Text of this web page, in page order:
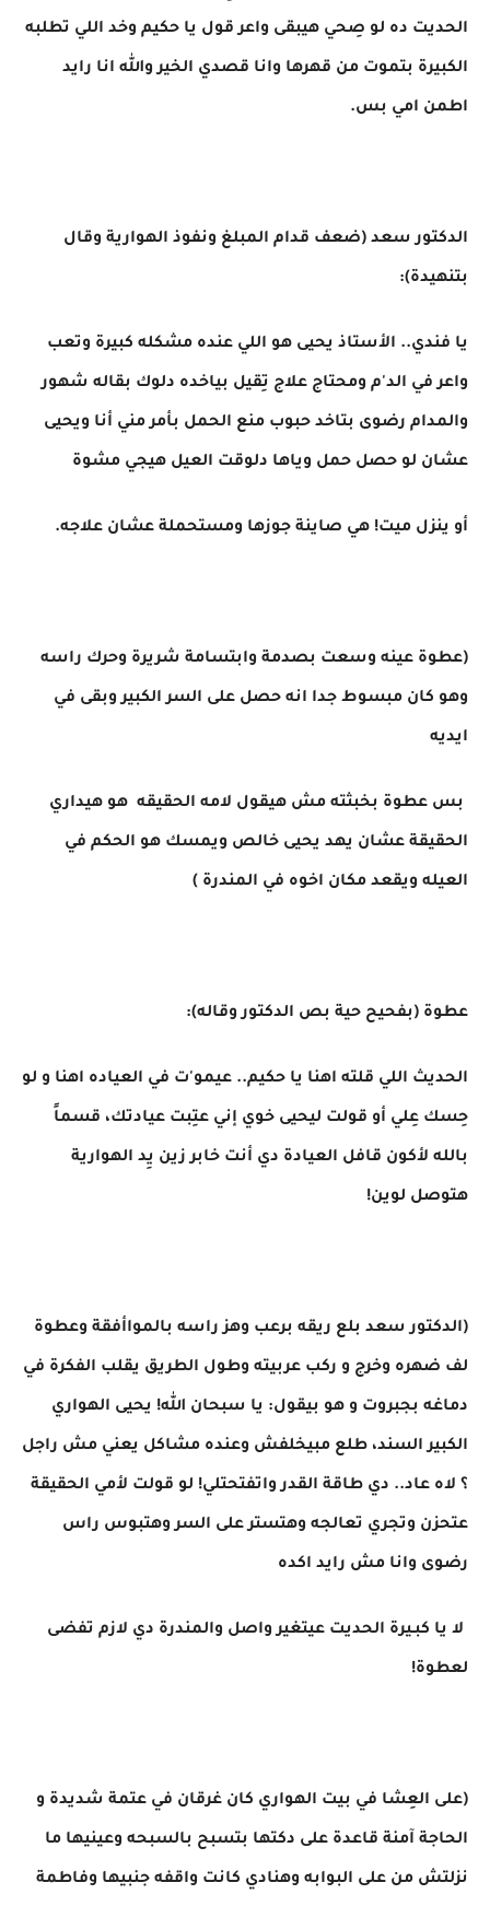
الحديت ده لو صِحي هيبقى واعر قول يا حكيم وخد اللي تطلبه
الكبيرة بتموت من قهرها وانا قصدي الخير والله انا رايد
اطمن امي بس.
الدكتور سعد (ضعف قدام المبلغ ونفوذ الهوارية وقال
بتنهيدة):
يا فندي.. الأستاذ يحيى هو اللي عنده مشكله كبيرة وتعب
واعر في الد'م ومحتاج علاج تِقيل بياخده دلوك بقاله شهور
والمدام رضوى بتاخد حبوب منع الحمل بأمر مني أنا ويحيى
عشان لو حصل حمل وياها دلوقت العيل هيجي مشوة
أو ينزل ميت! هي صاينة جوزها ومستحملة عشان علاجه.
(عطوة عينه وسعت بصدمة وابتسامة شريرة وحرك راسه
وهو كان مبسوط جدا انه حصل على السر الكبير وبقى في
ايديه
بس عطوة بخبثته مش هيقول لامه الحقيقه هو هيداري
الحقيقة عشان يهد يحيى خالص ويمسك هو الحكم في
العيله ويقعد مكان اخوه في المندرة )
عطوة (بفحيح حية بص الدكتور وقاله):
الحديث اللي قلته اهنا يا حكيم.. عيمو'ت في العياده اهنا و لو
حِسك عِلي أو قولت ليحيى خوي إني عتِبت عيادتك، قسماً
بالله لأكون قافل العيادة دي أنت خابر زين يِد الهوارية
هتوصل لوين!
(الدكتور سعد بلع ريقه برعب وهز راسه بالمواأفقة وعطوة
لف ضهره وخرج و ركب عربيته وطول الطريق يقلب الفكرة في
دماغه بجبروت و هو بيقول: يا سبحان الله! يحيى الهواري
الكبير السند، طلع مبيخلفش وعنده مشاكل يعني مش راجل
؟ لاه عاد.. دي طاقة القدر واتفتحتلي! لو قولت لأمي الحقيقة
عتحزن وتجري تعالجه وهتستر على السر وهتبوس راس
رضوى وانا مش رايد اكده
لا يا كبـيرة الحديت عيتغير واصل والمندرة دي لازم تفضى
لعطوة!
(على العِشا في بيت الهواري كان غرقان في عتمة شديدة و
الحاجة آمنة قاعدة على دكتها بتسبح بالسبحه وعينيها ما
نزلتش من على البوابه وهنادي كانت واقفه جنبيها وفاطمة